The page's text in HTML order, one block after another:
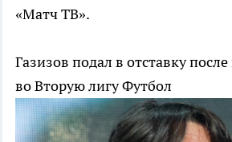
«Матч ТВ».
Газизов подал в отставку
во Вторую лигуФутбол